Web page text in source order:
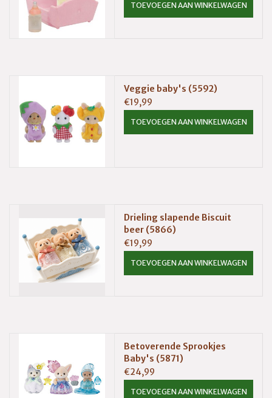
TOEVOEGEN AAN WINKELWAGEN
Veggie baby's (5592)
€19,99
TOEVOEGEN AAN WINKELWAGEN
Drieling slapende Biscuit
beer (5866)
€19,99
TOEVOEGEN AAN WINKELWAGEN
Betoverende Sprookjes
Baby's (5871)
€24,99
TOEVOEGEN AAN WINKELWAGEN